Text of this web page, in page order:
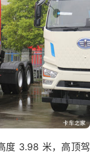
度 3.98 米，高顶驾